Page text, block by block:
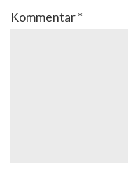
Kommentar*